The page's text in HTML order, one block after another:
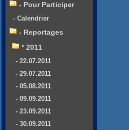
- Pour Participer
- Calendrier
- Reportages
* 2011
- 22.07.2011
- 29.07.2011
- 05.08.2011
- 09.09.2011
- 23.09.2011
- 30.09.2011